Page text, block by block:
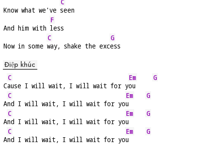
Know what we've seen
And him with
F
less
Now in some
C
way, shake the exc
G
ess
Điệp khúc
C
C
ause I will wait, I will wait for y
Em
ou
G
A
C
nd I will wait, I will wait for yo
Em
u
G
A
C
nd I will wait, I will wait for yo
Em
u
G
A
C
nd I will wait, I will wait for yo
Em
u
G